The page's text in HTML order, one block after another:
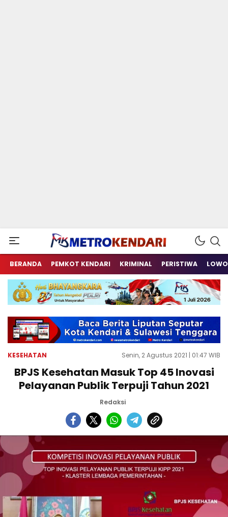
metrokendari
Berita Terkini Sulawesi Tenggara
BERANDA PEMKOT KENDARI KRIMINAL PERISTIWA
KESEHATAN Senin, 2 Agustus 2021 | 01:47 WIB
BPJS Kesehatan Masuk Top 45 Inovasi
Pelayanan Publik Terpuji Tahun 2021
Redaksi